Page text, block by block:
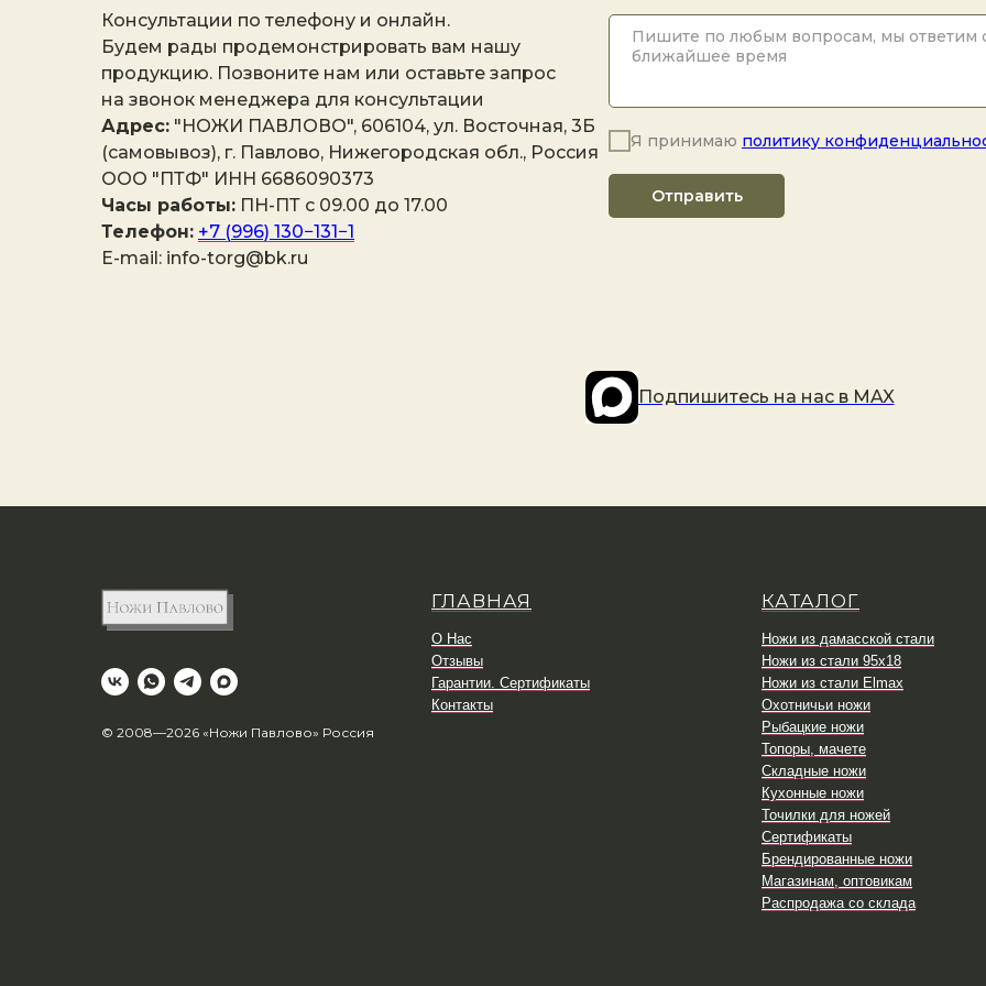
Консультации по телефону и онлайн.
Будем рады продемонстрировать вам нашу
продукцию. Позвоните нам или оставьте запрос
на звонок менеджера для консультации
Адрес: "НОЖИ ПАВЛОВО", 606104, ул. Восточная, 3Б
(самовывоз), г. Павлово, Нижегородская обл., Россия
ООО "ПТФ" ИНН 6686090373
Часы работы: ПН-ПТ с 09.00 до 17.00
Телефон: +7 (996) 130−131−1
E-mail: info-torg@bk.ru
Я принимаю политику
Отправить
Подпишитесь на наc в MAX
© 2008—2026 «Ножи Павлово» Россия
ГЛАВНАЯ
О Нас
Отзывы
Гарантии. Сертификаты
Контакты
КАТАЛОГ
Ножи из дамасской стали
Ножи из стали 95х18
Ножи из стали Elmax
Охотничьи ножи
Рыбацкие ножи
Топоры, мачете
Складные ножи
Кухонные ножи
Точилки для ножей
Сертификаты
Брендированные ножи
Магазинам, оптовикам
Распродажа со склада